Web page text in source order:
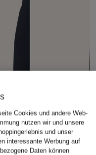
Cookies und andere Web-
nutzen wir und unsere
und unser
interessante Werbung auf
Daten können